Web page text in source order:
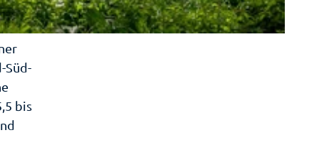
Süd-
bis